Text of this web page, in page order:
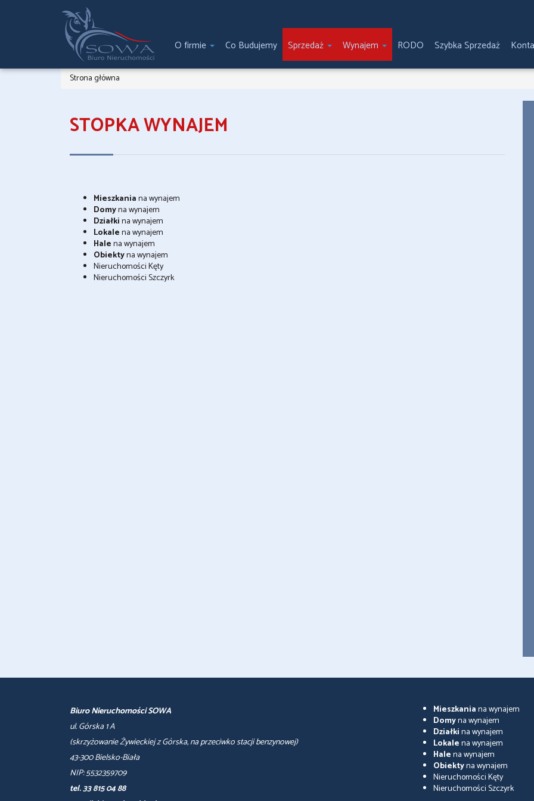
O firmie Co Budujemy Sprzedaż Wynajem RODO Szybka Sprzedaż
Strona główna
STOPKA WYNAJEM
Mieszkaniana wynajem
Domyna wynajem
Działkina wynajem
Lokalena wynajem
Halena wynajem
Obiektyna wynajem
Nieruchomości Kęty
Nieruchomości Szczyrk
Biuro Nieruchomości SOWA
ul. Górska 1 A
(skrzyżowanie Żywieckiej z Górska, na przeciwko stacji benzynowej)
43-300 Bielsko-Biała
NIP: 5532359709
tel. 33 815 04 88
Mieszkaniana wynajem
Domyna wynajem
Działkina wynajem
Lokalena wynajem
Halena wynajem
Obiektyna wynajem
Nieruchomości Kęty
Nieruchomości Szczyrk